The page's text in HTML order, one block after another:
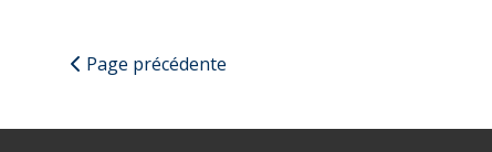
Page précédente